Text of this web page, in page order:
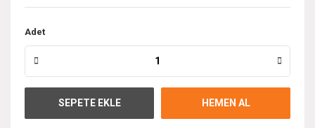
Adet
SEPETE EKLE HEMEN AL